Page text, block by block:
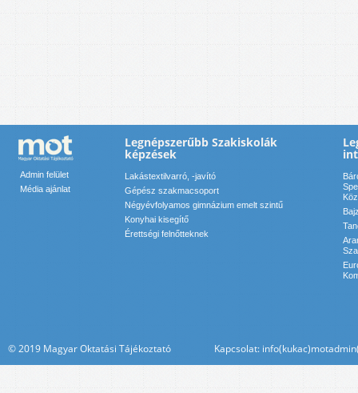
Admin felület
Média ajánlat
Legnépszerűbb Szakiskolák
képzések
Lakástextilvarró, -javító
Gépész szakmacsoport
Négyévfolyamos gimnázium emelt szintű
Konyhai kisegítő
Érettségi felnőtteknek
© 2019 Magyar Oktatási Tájékoztató Kapcsolat: